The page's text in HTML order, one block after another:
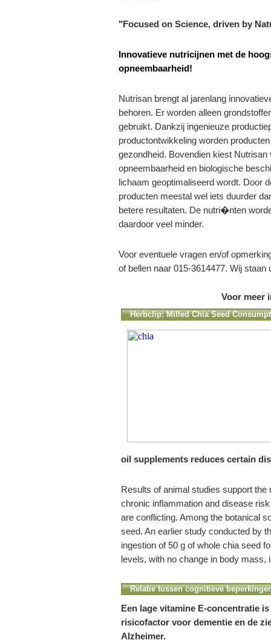
"Focused on Science, driven by
Innovatieve nutricijnen met de
opneembaarheid!
Nutrisan brengt al jarenlang
behoren. Er worden alleen
gebruikt. Dankzij ingenieuze
productontwikkeling worden
gezondheid. Bovendien kiest
opneembaarheid en biologische
lichaam geoptimaliseerd wordt. Door
producten meestal wel iets duurder
betere resultaten. De nutri�nten
daardoor veel minder.
Voor eventuele vragen en/of
of bellen naar 015-3614477. Wij staan
Voor meer
Herbclip: Milled Chia Seed
oil supplements reduces certain
Results of animal studies support
chronic inflammation and disease
are conflicting. Among the botanical
seed. An earlier study conducted by
ingestion of 50 g of whole chia seed
levels, with no change in body
Relatie tussen cognitieve
Een lage vitamine E-concentratie is
risicofactor voor dementie en de
Alzheimer.